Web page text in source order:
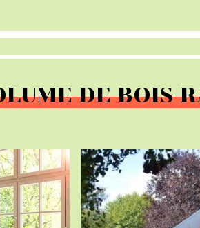
DE BOIS